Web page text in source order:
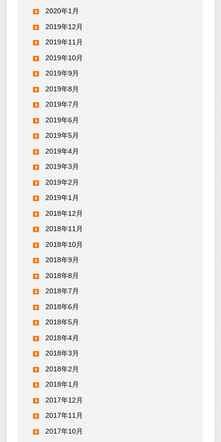
2020年1月
2019年12月
2019年11月
2019年10月
2019年9月
2019年8月
2019年7月
2019年6月
2019年5月
2019年4月
2019年3月
2019年2月
2019年1月
2018年12月
2018年11月
2018年10月
2018年9月
2018年8月
2018年7月
2018年6月
2018年5月
2018年4月
2018年3月
2018年2月
2018年1月
2017年12月
2017年11月
2017年10月